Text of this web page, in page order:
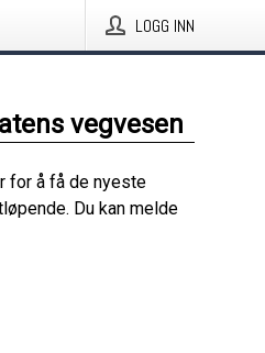
LOGG INN
vegvesen
for å få de nyeste
Du kan melde